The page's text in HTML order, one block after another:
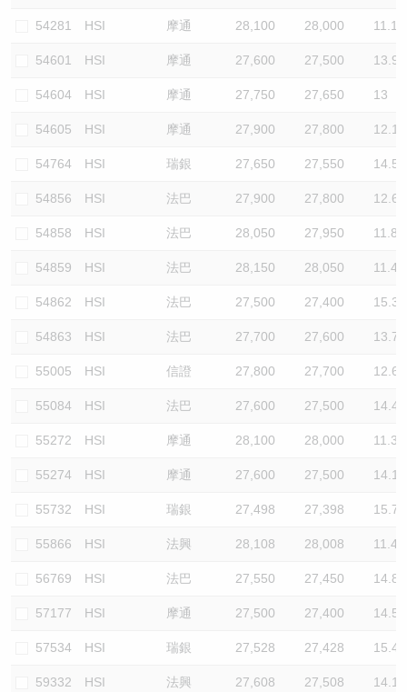
54281 HSI 摩通 28,100 28,000 11.1
54601 HSI 摩通 27,600 27,500 13.9
54604 HSI 摩通 27,750 27,650 13
54605 HSI 摩通 27,900 27,800 12.1
54764 HSI 瑞銀 27,650 27,550 14.5
54856 HSI 法巴 27,900 27,800 12.6
54858 HSI 法巴 28,050 27,950 11.8
54859 HSI 法巴 28,150 28,050 11.4
54862 HSI 法巴 27,500 27,400 15.3
54863 HSI 法巴 27,700 27,600 13.7
55005 HSI 信證 27,800 27,700 12.6
55084 HSI 法巴 27,600 27,500 14.4
55272 HSI 摩通 28,100 28,000 11.3
55274 HSI 摩通 27,600 27,500 14.1
55732 HSI 瑞銀 27,498 27,398 15.7
55866 HSI 法興 28,108 28,008 11.4
56769 HSI 法巴 27,550 27,450 14.8
57177 HSI 摩通 27,500 27,400 14.5
57534 HSI 瑞銀 27,528 27,428 15.4
59332 HSI 法興 27,608 27,508 14.1